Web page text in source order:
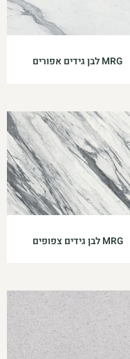
MRG לבן גידים אפורים
MRG לבן גידים צפופים